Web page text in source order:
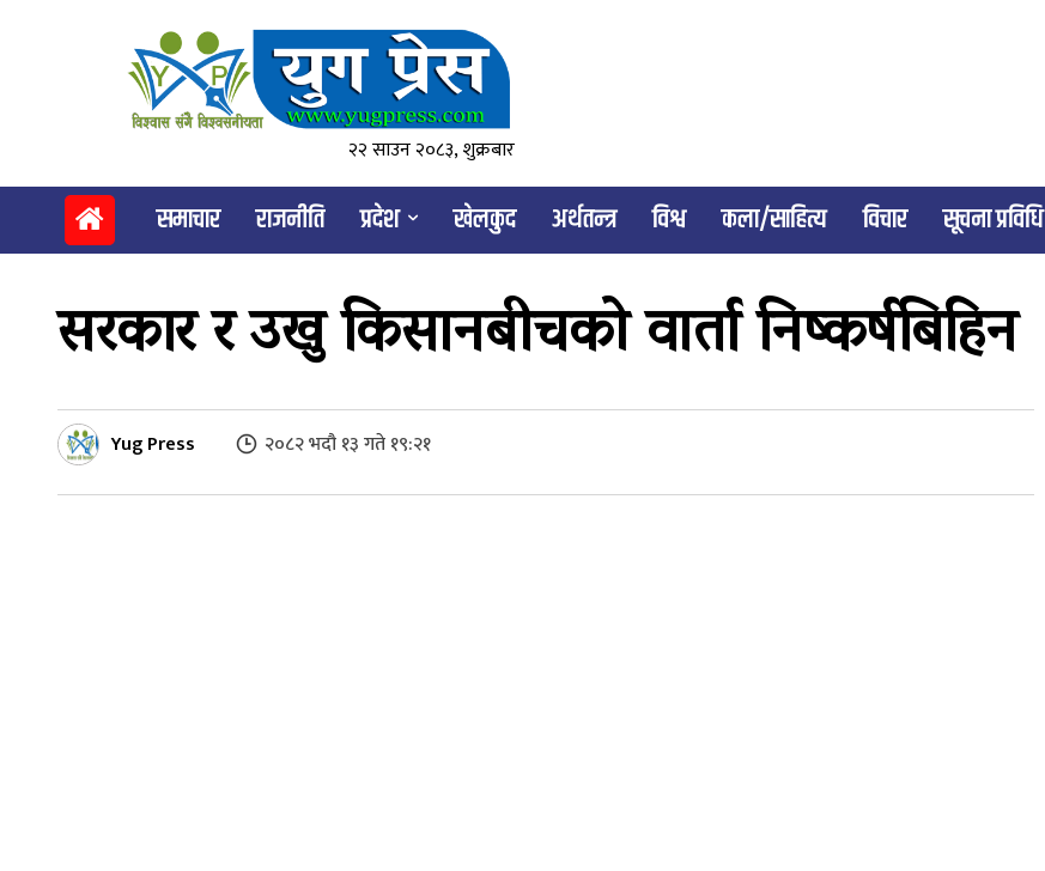
२२ साउन २०८३, शुक्रबार
समाचार राजनीति प्रदेश खेलकुद अर्थतन्त्र विश्व कला/साहित्य विचार सूचना प्रविधि
सरकार र उखु किसानबीचको वार्ता निष्कर्षबिहिन
Yug Press २०८२ भदौ १३ गते १९:२१